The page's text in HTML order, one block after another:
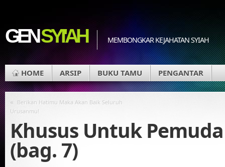
GENSYI'AH MEMBONGKAR KEJAHATAN SYIAH
HOME ARSIP BUKU TAMU PENGANTAR
« Berikan Hatimu Maka Akan Baik Seluruh
Urusanmu!
Khusus Untuk
(bag. 7)